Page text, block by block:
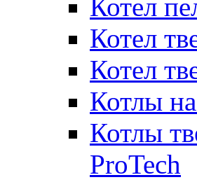
Котел
Котел
Котел
Котлы
Котлы
ProTech